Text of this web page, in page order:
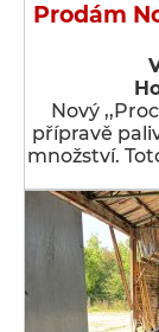
Prodám
Nový
přípravě
množství.